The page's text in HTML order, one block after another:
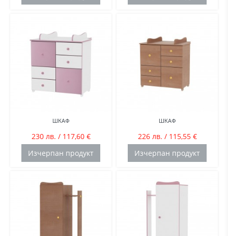
ШКАФ
230 лв. / 117,60 €
Изчерпан продукт
ШКАФ
226 лв. / 115,55 €
Изчерпан продукт